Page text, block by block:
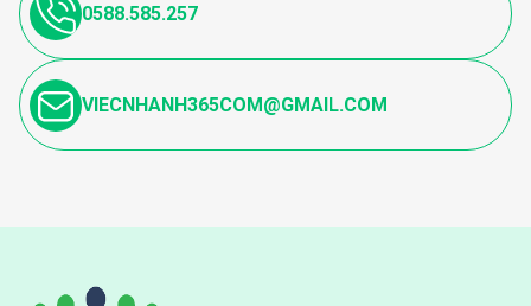
0588.585.257
VIECNHANH365COM@GMAIL.COM